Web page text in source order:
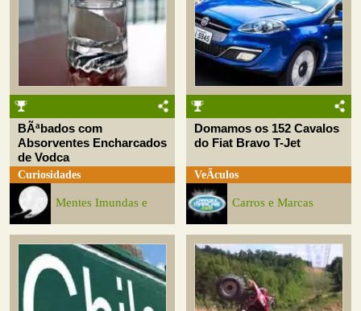
BÃªbados com
Absorventes Encharcados
de Vodca
Curiosidades
Mentes Imundas e
Domamos os 152 Cavalos
do Fiat Bravo T-Jet
VeÃ­culos
Carros e Marcas